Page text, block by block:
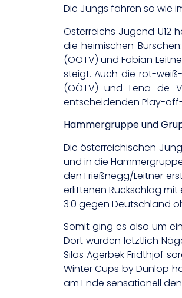
Die Jungs fahren so wie
Österreichs Jugend U12
die heimischen
(OÖTV) und Fabian
steigt. Auch die rot-
(OÖTV) und Lena de
entscheidenden Play-
Hammergruppe und
Die österreichischen
und in die
den Frießnegg/Leitner
erlittenen Rückschlag
3:0 gegen Deutschland
Somit ging es also um
Dort wurden letztlich
Silas Agerbek Fridthjof
Winter Cups by Dunlop
am Ende sensationell